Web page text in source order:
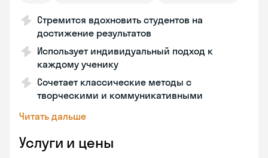
Стремится вдохновить студентов на
достижение результатов
Использует индивидуальный подход к
каждому ученику
Сочетает классические методы с
творческими и коммуникативными
Читать дальше
Услуги и цены